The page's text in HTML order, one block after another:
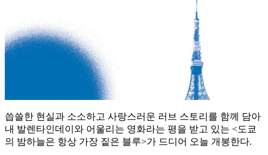
씁쓸한 현실과 소소하고 사랑스러운 러브 스토리를 함께 담아
내 발렌타인데이와 어울리는 영화라는 평을 받고 있는 <도쿄
의 밤하늘은 항상 가장 짙은 블루>가 드디어 오늘 개봉한다.